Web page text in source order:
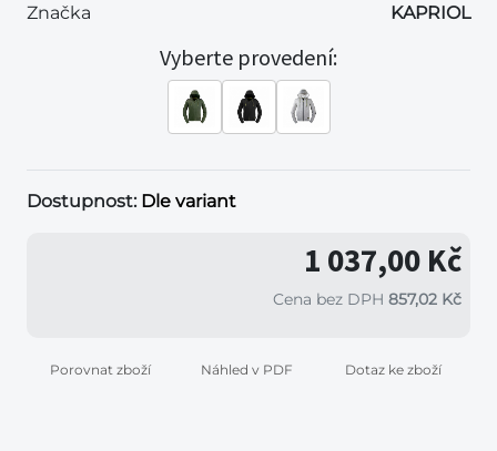
Značka
KAPRIOL
Vyberte provedení:
Dostupnost: Dle variant
1 037,00 Kč
Cena bez DPH 857,02 Kč
Porovnat zboží Náhled v PDF Dotaz ke zboží